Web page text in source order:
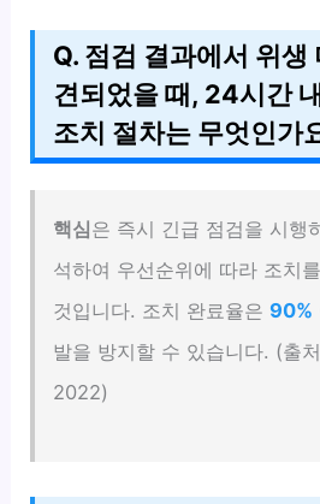
Q. 점검 결과에서 위생
견되었을 때, 24시간
조치 절차는 무엇인가
핵심은 즉시 긴급 점검을 시행
석하여 우선순위에 따라 조치
것입니다. 조치 완료율은 90%
발을 방지할 수 있습니다. (출
2022)